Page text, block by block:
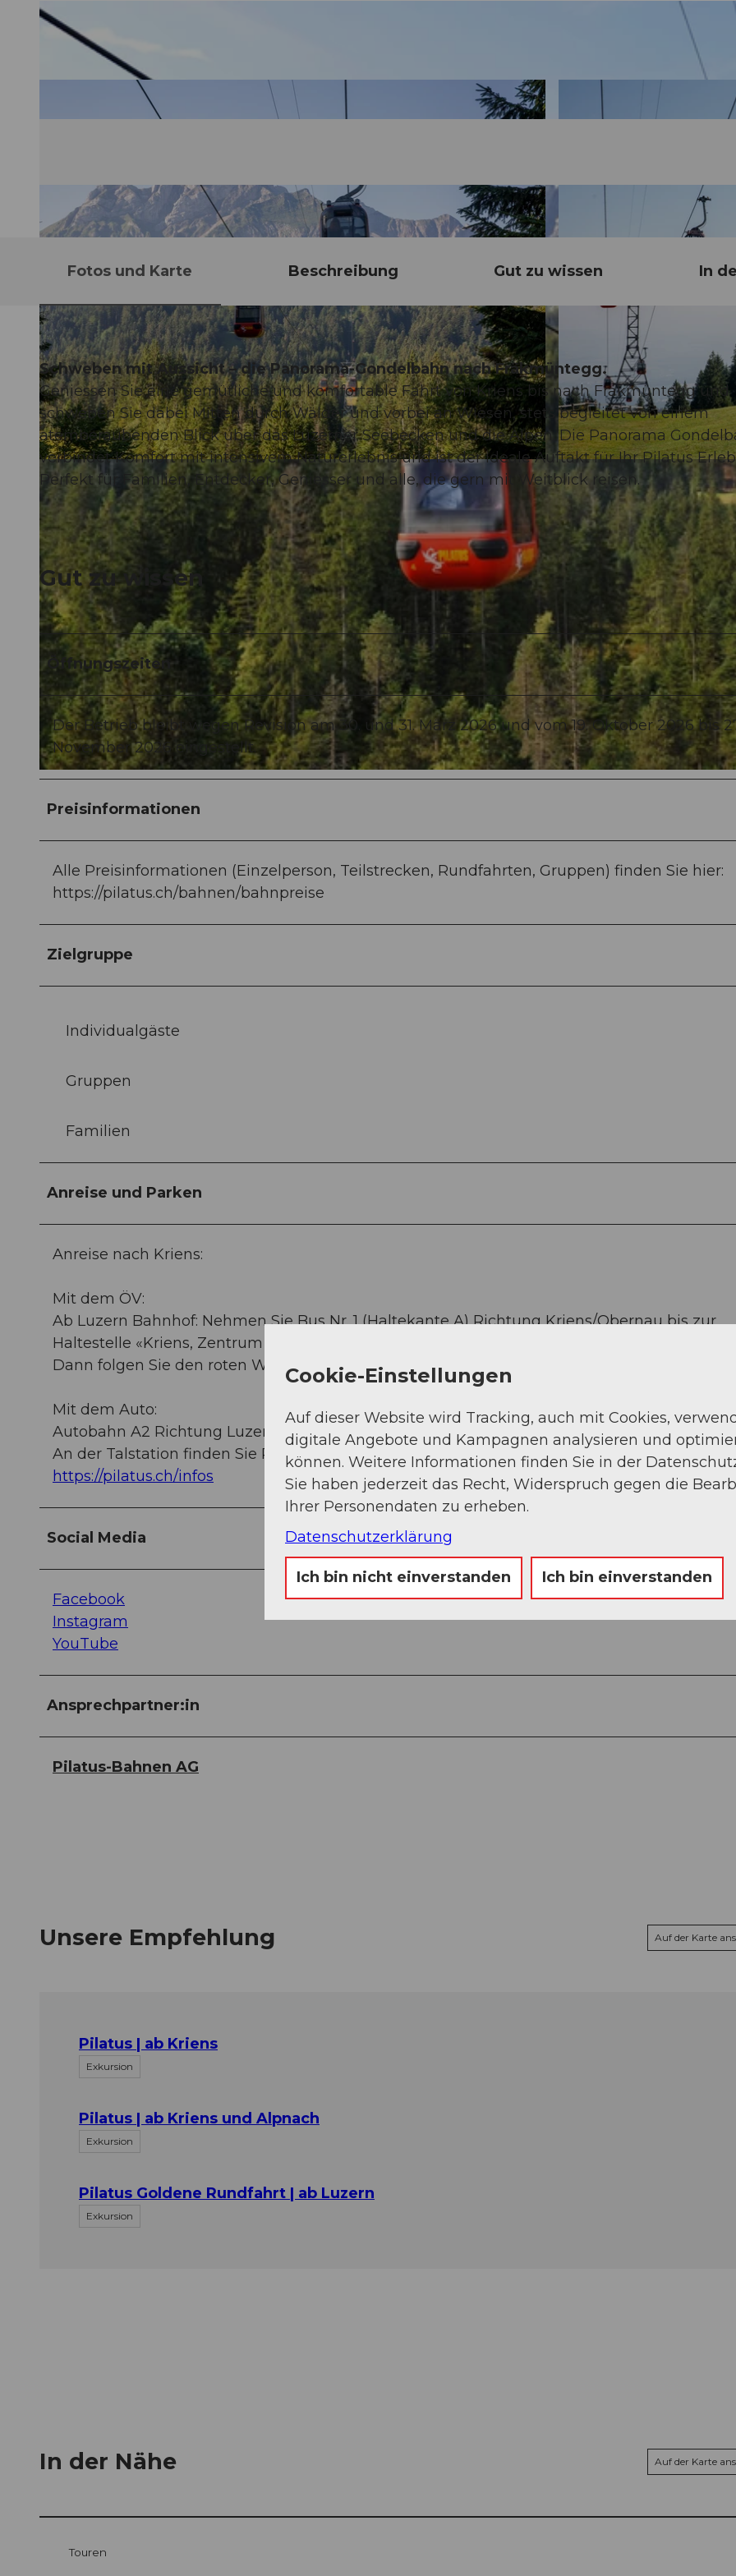
© PILATUS-BAHNEN AG, nadja lipp | CC-BY-ND CC-BY-ND
Fotos und Karte Beschreibung Gut zu wissen In
Schweben mit Aussicht – die Panorama-Gondelbahn nach Fräkmüntegg.
Geniessen Sie eine gemütliche und komfortable Fahrt von Kriens bis nach Fräkmüntegg und
schweben Sie dabei Mitten durch Wälder und vorbei an Wiesen, stets begleitet von einem
atemberaubenden Blick über das Luzerner Seebecken und die Alpen. Die Panorama
verbindet Komfort mit intensivem Naturerlebnis und ist der ideale Auftakt für Ihr Pilatus
Perfekt für Familien, Entdecker, Geniesser und alle, die gern mit Weitblick reisen.
Gut zu wissen
Öffnungszeiten
Der Betrieb bleibt wegen Revision am 30. und 31. März 2026 und vom 19. Oktober 2026 bis
November 2026 eingestellt.
Preisinformationen
Alle Preisinformationen (Einzelperson, Teilstrecken, Rundfahrten, Gruppen) finden Sie hier:
https://pilatus.ch/bahnen/bahnpreise
Zielgruppe
Individualgäste
Gruppen
Familien
Anreise und Parken
Anreise nach Kriens:
Mit dem ÖV:
Ab Luzern Bahnhof: Nehmen Sie Bus Nr. 1 (Haltekante A) Richtung Kriens/Obernau bis zur
Haltestelle «Kriens, Zentrum Pilatus». Die Busfahrt dauert ca. 15 Minuten.
Dann folgen Sie den roten Wegweisern zur Talstation in Kriens (5 Minuten Fussweg).
Mit dem Auto:
Autobahn A2 Richtung Luzern, Ausfahrt Luzern Süd/Kriens.
An der Talstation finden Sie Parkplätze sowie 4 E-Ladestationen für Elektroautos.
https://pilatus.ch/infos
Social Media
Facebook
Instagram
YouTube
Ansprechpartner:in
Pilatus-Bahnen AG
Unsere Empfehlung Auf der Karte
Pilatus | ab Kriens
Exkursion
Pilatus | ab Kriens und Alpnach
Exkursion
Pilatus Goldene Rundfahrt | ab Luzern
Exkursion
In der Nähe Auf der Karte
Touren
Cookie-Einstellungen
Auf dieser Website wird Tracking, auch mit Cookies,
digitale Angebote und Kampagnen analysieren und
können. Weitere Informationen finden Sie in der
Sie haben jederzeit das Recht, Widerspruch gegen die
Ihrer Personendaten zu erheben.
Datenschutzerklärung
Ich bin nicht einverstanden Ich bin einverstanden